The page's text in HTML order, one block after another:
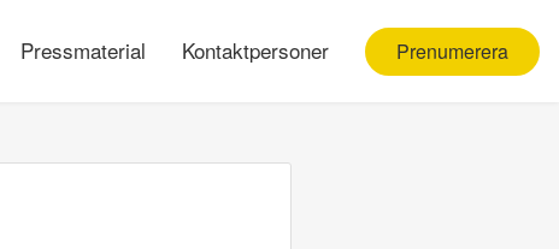
Pressmaterial Kontaktpersoner Prenumerera